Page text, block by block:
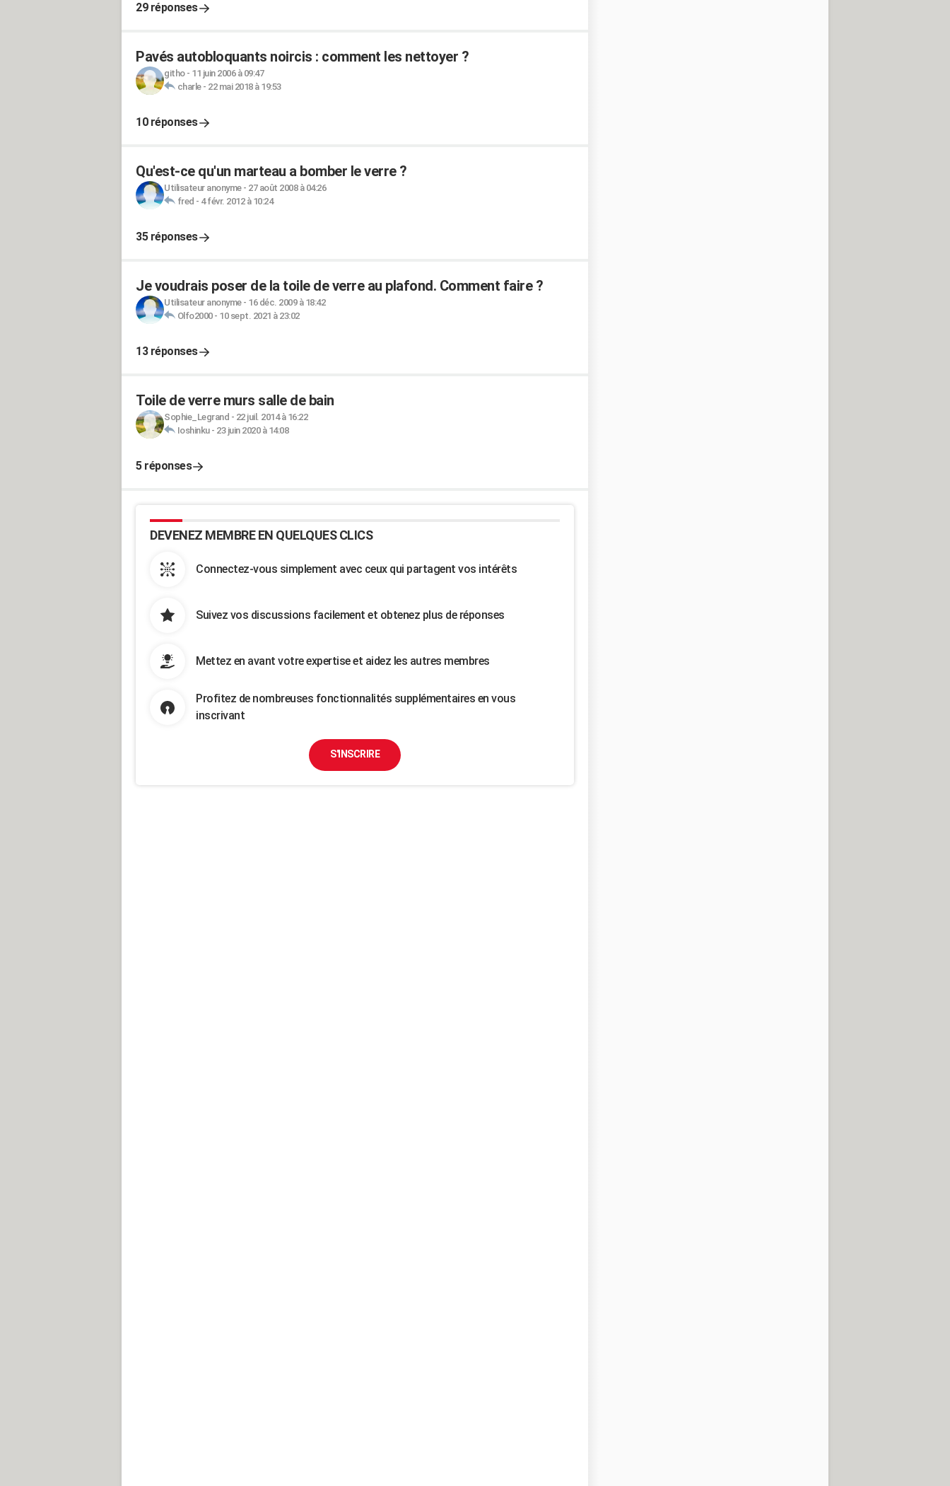
29 réponses
Pavés autobloquants noircis : comment les nettoyer ?
githo- 11 juin 2006 à 09:47
charle- 22 mai 2018 à 19:53
10 réponses
Qu'est-ce qu'un marteau a bomber le verre ?
Utilisateur anonyme- 27 août 2008 à 04:26
fred - 4 févr. 2012 à 10:24
35 réponses
Je voudrais poser de la toile de verre au plafond. Comment faire ?
Utilisateur anonyme- 16 déc. 2009 à 18:42
Olfo2000- 10 sept. 2021 à 23:02
13 réponses
Toile de verre murs salle de bain
Sophie_Legrand - 22 juil. 2014 à 16:22
Ioshinku- 23 juin 2020 à 14:08
5 réponses
DEVENEZ MEMBRE EN QUELQUES CLICS
Connectez-vous simplement avec ceux qui partagent vos intérêts
Suivez vos discussions facilement et obtenez plus de réponses
Mettez en avant votre expertise et aidez les autres membres
Profitez de nombreuses fonctionnalités supplémentaires en vous
inscrivant
S'INSCRIRE